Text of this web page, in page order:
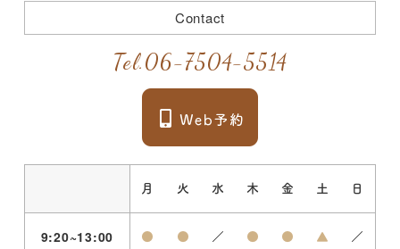
Contact
Tel.06-7504-5514
月 火 水 木 金 土 日
9:20~13:00 ● ● ／ ● ● ▲ ／